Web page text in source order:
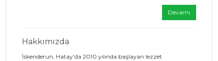
Devamı
Hakkımızda
İskenderun, Hatay’da 2010 yılında başlayan lezzet